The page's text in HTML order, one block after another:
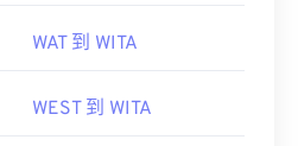
WAT 到 WITA
WEST 到 WITA